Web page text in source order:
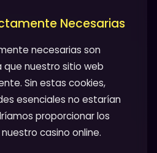
Necesarias
necesarias son
nuestro sitio web
Sin estas cookies,
esenciales no estarían
proporcionar los
casino online.